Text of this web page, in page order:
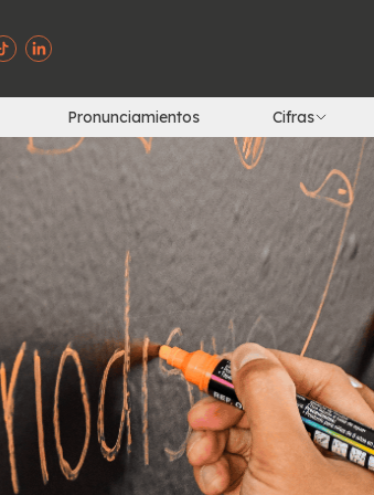
Pronunciamientos Cifras